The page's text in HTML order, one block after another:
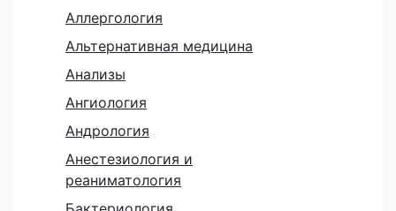
Аллергология
Альтернативная медицина
Анализы
Ангиология
Андрология
Анестезиология и
реаниматология